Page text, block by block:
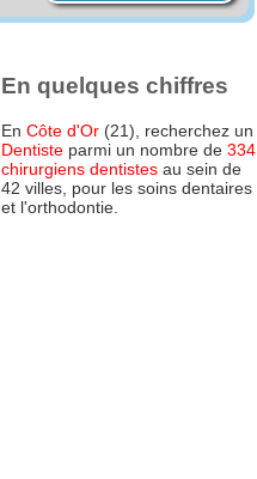
En quelques chiffres
En Côte d'Or (21), recherchez un
Dentiste parmi un nombre de 334
chirurgiens dentistes au sein de
42 villes, pour les soins dentaires
et l'orthodontie.